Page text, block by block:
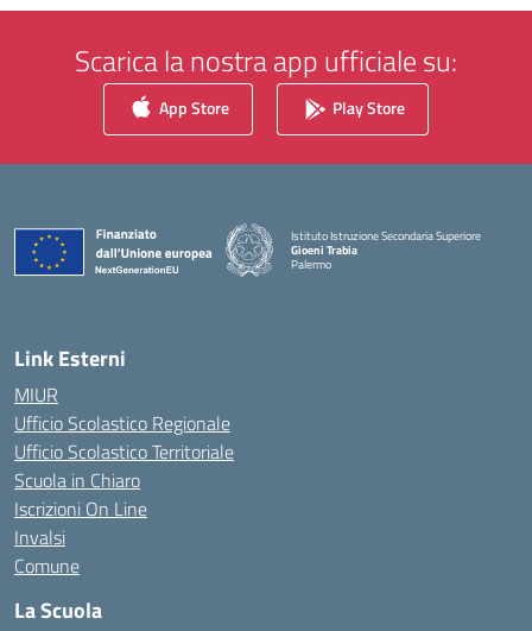
Scarica la nostra app ufficiale su:
App Store Play Store
Istituto Istruzione Secondaria Superiore
Gioeni Trabia
Palermo
Link Esterni
MIUR
Ufficio Scolastico Regionale
Ufficio Scolastico Territoriale
Scuola in Chiaro
Iscrizioni On Line
Invalsi
Comune
La Scuola